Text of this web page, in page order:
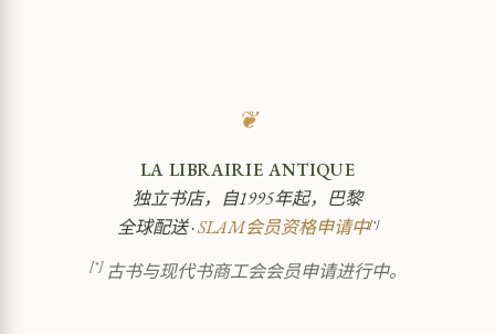
❦
LA LIBRAIRIE ANTIQUE
独立书店，自1995年起，巴黎
全球配送 ·SLAM会员资格申请中[*]
[*]古书与现代书商工会会员申请进行中。